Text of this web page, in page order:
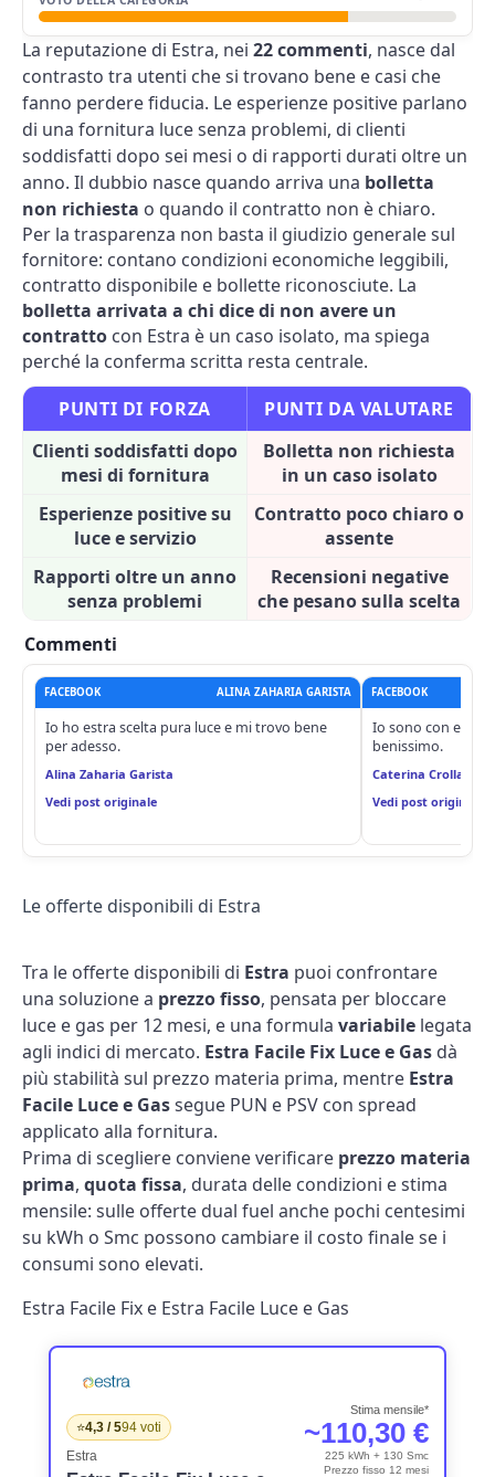
La reputazione di Estra, nei 22 commenti, nasce dal
contrasto tra utenti che si trovano bene e casi che
fanno perdere fiducia. Le esperienze positive parlano
di una fornitura luce senza problemi, di clienti
soddisfatti dopo sei mesi o di rapporti durati oltre un
anno. Il dubbio nasce quando arriva una bolletta
non richiesta o quando il contratto non è chiaro.
Per la trasparenza non basta il giudizio generale sul
fornitore: contano condizioni economiche leggibili,
contratto disponibile e bollette riconosciute. La
bolletta arrivata a chi dice di non avere un
contratto con Estra è un caso isolato, ma spiega
perché la conferma scritta resta centrale.
PUNTI DI FORZA
PUNTI DA VALUTARE
Clienti soddisfatti dopo
mesi di fornitura
Bolletta non richiesta
in un caso isolato
Esperienze positive su
luce e servizio
Contratto poco chiaro o
assente
Rapporti oltre un anno
senza problemi
Recensioni negative
che pesano sulla scelta
Commenti
FACEBOOK ALINA ZAHARIA GARISTA
Io ho estra scelta pura luce e mi trovo bene
per adesso.
Alina Zaharia Garista
Vedi post originale
FACEBOOK
Io sono con
benissimo.
Caterina Crolla
Vedi post originale
Le offerte disponibili di Estra
Tra le offerte disponibili di Estra puoi confrontare
una soluzione a prezzo fisso, pensata per bloccare
luce e gas per 12 mesi, e una formula variabile legata
agli indici di mercato. Estra Facile Fix Luce e Gas dà
più stabilità sul prezzo materia prima, mentre Estra
Facile Luce e Gassegue PUN e PSV con spread
applicato alla fornitura.
Prima di scegliere conviene verificare prezzo materia
prima, quota fissa, durata delle condizioni e stima
mensile: sulle offerte dual fuel anche pochi centesimi
su kWh o Smc possono cambiare il costo finale se i
consumi sono elevati.
Estra Facile Fix e Estra Facile Luce e Gas
⭐4,3 / 594 voti
Estra
Stima mensile*
~110,30 €
225 kWh + 130 Smc
Prezzo fisso 12 mesi